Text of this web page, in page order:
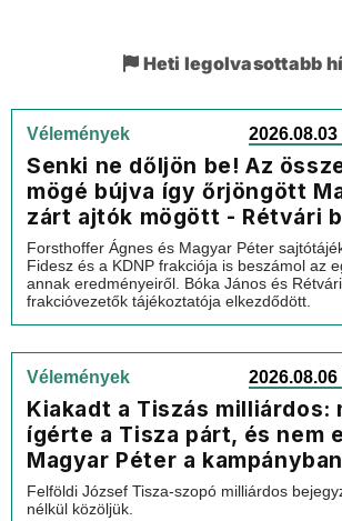
Heti legolvasottabb
Vélemények 2026.08.03
Senki ne dőljön be! Az
mögé bújva így őrjöngött
zárt ajtók mögött - Rétvári
Forsthoffer Ágnes és Magyar Péter
Fidesz és a KDNP frakciója is beszámol az
annak eredményeiről. Bóka János és
frakcióvezetők tájékoztatója elkezdődött.
Vélemények 2026.08.06
Kiakadt a Tiszás milliárdos:
ígérte a Tisza párt, és nem
Magyar Péter a kampányban
Felföldi József Tisza-szopó milliárdos
nélkül közöljük.